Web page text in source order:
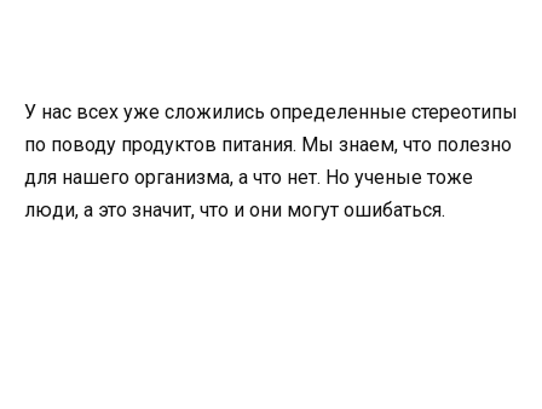
У нас всех уже сложились определенные стереотипы
по поводу продуктов питания. Мы знаем, что полезно
для нашего организма, а что нет. Но ученые тоже
люди, а это значит, что и они могут ошибаться.